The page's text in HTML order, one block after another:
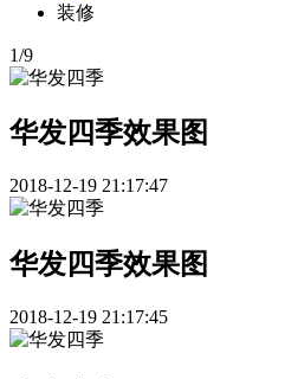
装修
1/9
华发四季效果图
2018-12-19 21:17:47
华发四季效果图
2018-12-19 21:17:45